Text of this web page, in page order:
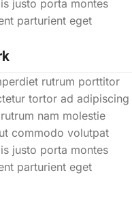
justo porta montes
parturient eget
rutrum porttitor
tortor ad adipiscing
nam molestie
commodo volutpat
justo porta montes
parturient eget